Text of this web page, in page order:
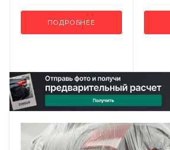
ПОДРОБНЕЕ